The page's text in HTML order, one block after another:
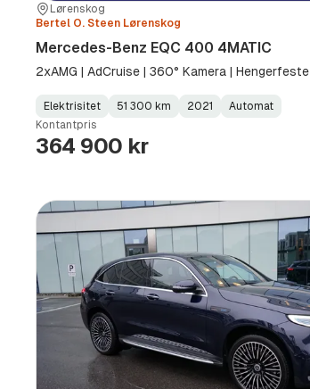
Sted:
Lørenskog
Forhandler:
Bertel O. Steen Lørenskog
Mercedes-Benz EQC 400 4MATIC
2xAMG | AdCruise | 360° Kamera | Hengerfeste
Fuel
Type:
Elektrisitet
Kilometerstand:
51 300 km
Model
Year:
2021
Gearbox
Type:
Automat
Kontantpris
364 900 kr